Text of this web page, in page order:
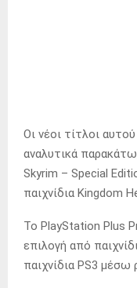
Οι νέοι τίτλοι
αναλυτικά
Skyrim – Special
παιχνίδια Kingdom
Το PlayStation Plus
επιλογή από
παιχνίδια PS3 μέσω